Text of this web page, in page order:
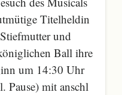
Titelheldin
und
Ball ihre
um 14:30 Uhr
Pause) mit anschl